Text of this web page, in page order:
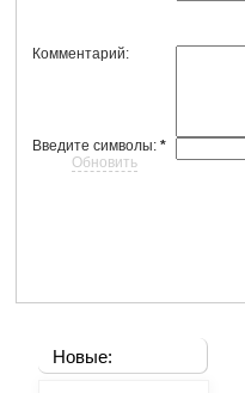
Комментарий:
Введите символы:*
Обновить
Новые: